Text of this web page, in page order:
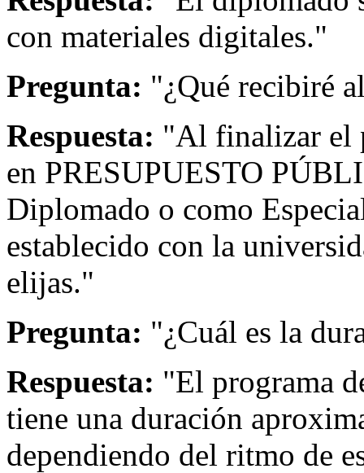
con materiales digitales."
Pregunta: "¿Qué recibiré
Respuesta: "Al finalizar el
en PRESUPUESTO
Diplomado o como
establecido con la
elijas."
Pregunta: "¿Cuál es la
Respuesta: "El programa
tiene una duración
dependiendo del ritmo de